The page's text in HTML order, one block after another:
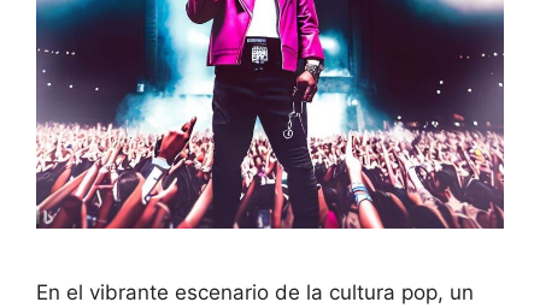
En el vibrante escenario de la cultura pop, un